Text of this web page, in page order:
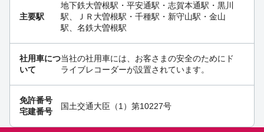
主要駅
地下鉄大曽根駅・平安通駅・志賀本通駅・黒川
駅、ＪＲ大曽根駅・千種駅・新守山駅・金山
駅、名鉄大曽根駅
社用車につ
いて
当社の社用車には、お客さまの安全のためにド
ライブレコーダーが設置されています。
免許番号
宅建番号
国土交通大臣（1）第10227号